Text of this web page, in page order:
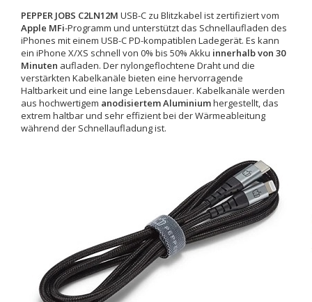
PEPPER JOBS C2LN12M USB-C zu Blitzkabel ist zertifiziert vom
Apple MFi-Programm und unterstützt das Schnellaufladen des
iPhones mit einem USB-C PD-kompatiblen Ladegerät. Es kann
ein iPhone X/XS schnell von 0% bis 50% Akku innerhalb von 30
Minuten aufladen. Der nylongeflochtene Draht und die
verstärkten Kabelkanäle bieten eine hervorragende
Haltbarkeit und eine lange Lebensdauer. Kabelkanäle werden
aus hochwertigem anodisiertem Aluminiumhergestellt, das
extrem haltbar und sehr effizient bei der Wärmeableitung
während der Schnellaufladung ist.